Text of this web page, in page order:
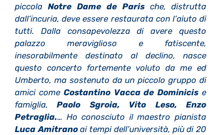
piccola Notre Dame de Paris che, distrutta
dall’incuria, deve essere restaurata con l’aiuto di
tutti. Dalla consapevolezza di avere questo
palazzo meraviglioso e fatiscente,
inesorabilmente destinato al declino, nasce
questo concerto fortemente voluto da me ed
Umberto, ma sostenuto da un piccolo gruppo di
amici come Costantino Vacca de Dominicis e
famiglia,Paolo Sgroia, Vito Leso, Enzo
Petraglia.… Ho conosciuto il maestro pianista
Luca Amitranoai tempi dell’università, più di 20